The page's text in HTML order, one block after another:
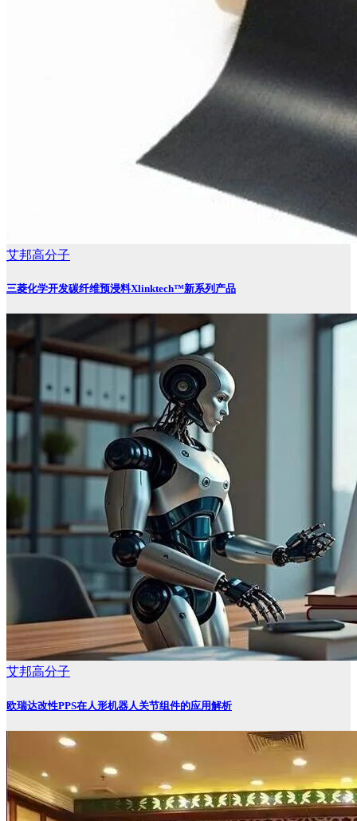
艾邦高分子
三菱化学开发碳纤维预浸料Xlinktech™新系列产品
艾邦高分子
欧瑞达改性PPS在人形机器人关节组件的应用解析